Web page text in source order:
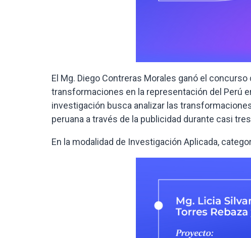
El Mg. Diego Contreras Morales ganó el
transformaciones en la representación del Perú
investigación busca analizar las
peruana a través de la publicidad durante casi
En la modalidad de Investigación Aplicada,